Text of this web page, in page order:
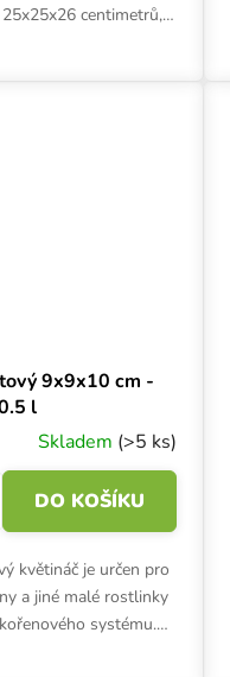
centimetrů,
9x9x10 cm -
l
Skladem (>5 ks)
DO KOŠÍKU
květináč je určen pro
a jiné malé rostlinky
systému.